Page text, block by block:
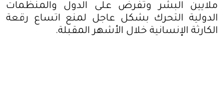
ملايين البشر وتفرض على الدول والمنظمات
الدولية التحرك بشكل عاجل لمنع اتساع رقعة
الكارثة الإنسانية خلال الأشهر المقبلة.